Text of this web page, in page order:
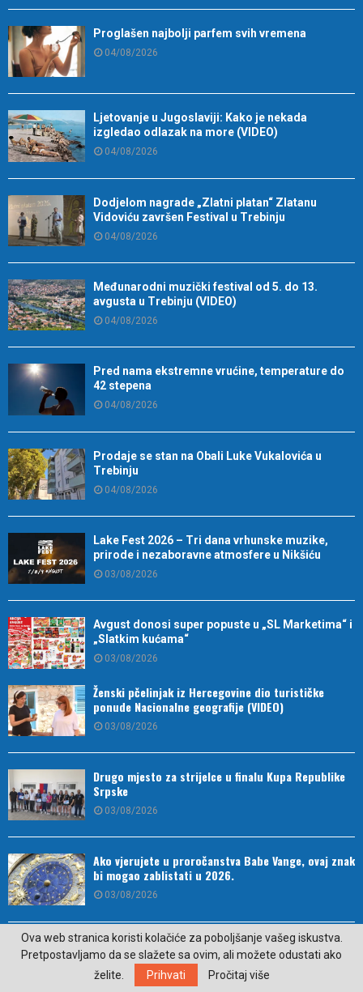
Proglašen najbolji parfem svih vremena
04/08/2026
Ljetovanje u Jugoslaviji: Kako je nekada
izgledao odlazak na more (VIDEO)
04/08/2026
Dodjelom nagrade „Zlatni platan“ Zlatanu
Vidoviću završen Festival u Trebinju
04/08/2026
Međunarodni muzički festival od 5. do 13.
avgusta u Trebinju (VIDEO)
04/08/2026
Pred nama ekstremne vrućine, temperature do
42 stepena
04/08/2026
Prodaje se stan na Obali Luke Vukalovića u
Trebinju
04/08/2026
Lake Fest 2026 – Tri dana vrhunske muzike,
prirode i nezaboravne atmosfere u Nikšiću
03/08/2026
Avgust donosi super popuste u „SL Marketima“ i
„Slatkim kućama“
03/08/2026
Ženski pčelinjak iz Hercegovine dio turističke
ponude Nacionalne geografije (VIDEO)
03/08/2026
Drugo mjesto za strijelce u finalu Kupa Republike
Srpske
03/08/2026
Ako vjerujete u proročanstva Babe Vange, ovaj znak
bi mogao zablistati u 2026.
03/08/2026
Ime za dječake koje je sve više popularno ima
prelijepo značenje
03/08/2026
Ova web stranica koristi kolačiće za poboljšanje vašeg iskustva.
Pretpostavljamo da se slažete sa ovim, ali možete odustati ako
želite.
Prihvati Pročitaj više